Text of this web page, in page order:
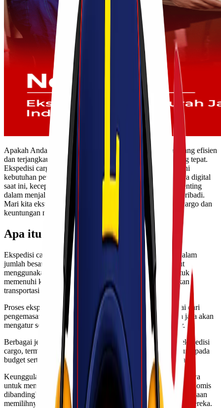
Apakah Anda sedang mencari solusi pengiriman barang yang efisien
dan terjangkau? Jika iya, maka Anda berada di tempat yang tepat.
Ekspedisi cargo murah Jakarta Sofifi hadir untuk memenuhi
kebutuhan pengiriman Anda dengan layanan terbaik. Di era digital
saat ini, kecepatan dan biaya pengiriman menjadi faktor penting
dalam menjalankan bisnis atau sekadar mengirim barang pribadi.
Mari kita eksplorasi lebih lanjut tentang apa itu ekspedisi cargo dan
keuntungan menggunakan jasa ini!
Apa itu Ekspedisi Cargo?
Ekspedisi cargo merupakan layanan pengiriman barang dalam
jumlah besar atau berat, yang biasanya tidak bisa diangkut
menggunakan jasa kurir biasa. Layanan ini dirancang untuk
memenuhi kebutuhan bisnis dan individu yang memerlukan
transportasi barang secara efisien.
Proses ekspedisi cargo melibatkan berbagai tahapan, mulai dari
pengemasan hingga pengiriman ke tujuan akhir. Penyedia jasa akan
mengatur semua aspek logistik agar proses berjalan lancar.
Berbagai jenis moda transportasi dapat digunakan dalam ekspedisi
cargo, termasuk laut, udara, dan darat. Pilihan ini bergantung pada
budget serta waktu tempuh yang diinginkan oleh pelanggan.
Keunggulan utama dari ekspedisi cargo adalah kemampuannya
untuk menangani volume besar dengan biaya yang lebih ekonomis
dibandingkan metode lain. Dengan demikian, banyak perusahaan
memilihnya sebagai solusi andalan untuk distribusi produk mereka.